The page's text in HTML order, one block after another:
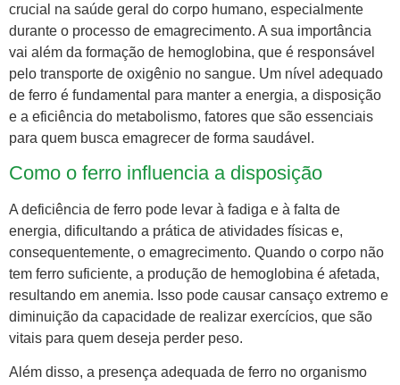
crucial na saúde geral do corpo humano, especialmente
durante o processo de emagrecimento. A sua importância
vai além da formação de hemoglobina, que é responsável
pelo transporte de oxigênio no sangue. Um nível adequado
de ferro é fundamental para manter a energia, a disposição
e a eficiência do metabolismo, fatores que são essenciais
para quem busca emagrecer de forma saudável.
Como o ferro influencia a disposição
A deficiência de ferro pode levar à fadiga e à falta de
energia, dificultando a prática de atividades físicas e,
consequentemente, o emagrecimento. Quando o corpo não
tem ferro suficiente, a produção de hemoglobina é afetada,
resultando em anemia. Isso pode causar cansaço extremo e
diminuição da capacidade de realizar exercícios, que são
vitais para quem deseja perder peso.
Além disso, a presença adequada de ferro no organismo